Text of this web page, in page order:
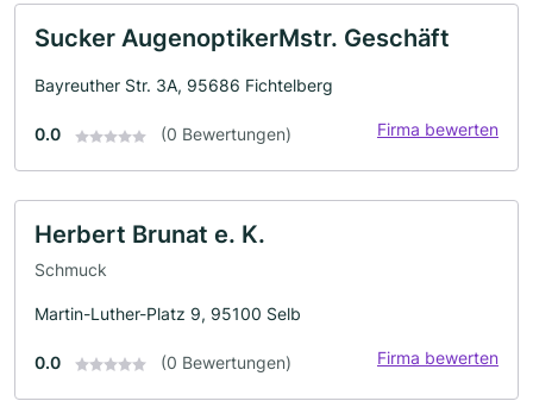
Sucker AugenoptikerMstr. Geschäft
Bayreuther Str. 3A, 95686 Fichtelberg
0.0 (0 Bewertungen) Firma bewerten
Herbert Brunat e. K.
Schmuck
Martin-Luther-Platz 9, 95100 Selb
0.0 (0 Bewertungen) Firma bewerten